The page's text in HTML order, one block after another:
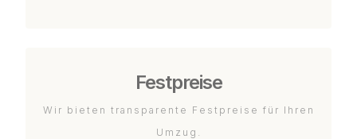
Festpreise
Wir bieten transparente Festpreise für Ihren
Umzug.